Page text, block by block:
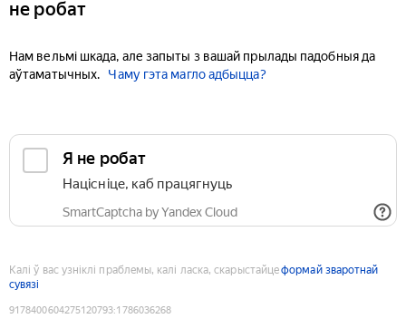
не робат
Нам вельмі шкада, але запыты з вашай прылады падобныя да
аўтаматычных.
Чаму гэта магло адбыцца?
Я не робат
Націсніце, каб працягнуць
SmartCaptcha by Yandex Cloud
Калі ў вас узніклі праблемы, калі ласка, скарыстайцеформай зваротнай
сувязі
9178400604275120793:1786036268